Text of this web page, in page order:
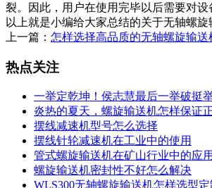
裂。因此，用户在使用完毕以后需要对设
以上就是小编给大家总结的关于无轴螺
上一篇： 怎样选择高品质的无轴螺旋输送
热点关注
一举定乾坤！侯志慧最后一举破挺
炎热的夏天，螺旋输送机怎样保证
摆线减速机型号怎么选择
摆线针轮减速机在工业中的使用
管式螺旋输送机在矿山行业中的应用
螺旋输送机密封性不好怎么解决
WLS300无轴螺旋输送机怎样选型定